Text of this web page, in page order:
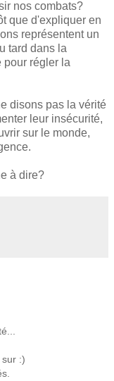
nos combats?
que d'expliquer en
représentent un
tard dans la
pour régler la
disons pas la vérité
leur insécurité,
sur le monde,
à dire?
:)